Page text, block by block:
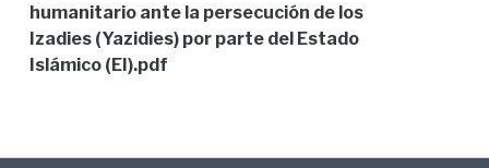
humanitario ante la persecución de los
Izadies (Yazidies) por parte del Estado
Islámico (EI).pdf